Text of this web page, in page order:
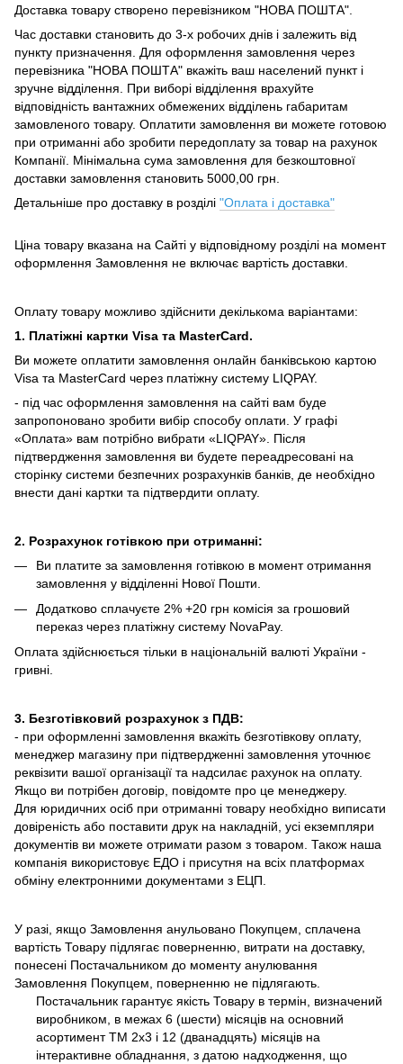
Доставка товару створено перевізником "НОВА ПОШТА".
Час доставки становить до 3-х робочих днів і залежить від
пункту призначення. Для оформлення замовлення через
перевізника "НОВА ПОШТА" вкажіть ваш населений пункт і
зручне відділення.
При виборі відділення врахуйте
відповідність вантажних обмежених відділень габаритам
замовленого товару. Оплатити замовлення ви можете готовою
при отриманні або зробити передоплату за товар на рахунок
Компанії. Мінімальна сума замовлення для безкоштовної
доставки замовлення становить 5000,00 грн.
Детальніше про доставку в розділі "Оплата і доставка"
Ціна товару вказана на Сайті у відповідному розділі на момент
оформлення Замовлення не включає вартість доставки.
Оплату товару можливо здійснити декількома варіантами:
1. Платіжні картки Visa та MasterCard.
Ви можете оплатити замовлення онлайн банківською картою
Visa та MasterCard через платіжну систему LIQPAY.
- під час оформлення замовлення на сайті вам буде
запропоновано зробити вибір способу оплати. У графі
«Оплата» вам потрібно вибрати «LIQPAY». Після
підтвердження замовлення ви будете переадресовані на
сторінку системи безпечних розрахунків банків, де необхідно
внести дані картки та підтвердити оплату.
2. Розрахунок готівкою при отриманні:
Ви платите за замовлення готівкою в момент отримання
замовлення у відділенні Нової Пошти.
Додатково сплачуєте 2% +20 грн комісія за грошовий
переказ через платіжну систему NovaPay.
Оплата здійснюється тільки в національній валюті України -
гривні.
3. Безготівковий розрахунок з ПДВ:
- при оформленні замовлення вкажіть безготівкову оплату,
менеджер магазину при підтвердженні замовлення уточнює
реквізити вашої організації та надсилає рахунок на оплату.
Якщо ви потрібен договір, повідомте про це менеджеру.
Для юридичних осіб при отриманні товару необхідно виписати
довіреність або поставити друк на накладній, усі екземпляри
документів ви можете отримати разом з товаром. Також наша
компанія використовує ЕДО і присутня на всіх платформах
обміну електронними документами з ЕЦП.
У разі, якщо Замовлення анульовано Покупцем, сплачена
вартість Товару підлягає поверненню, витрати на доставку,
понесені Постачальником до моменту анулювання
Замовлення Покупцем, поверненню не підлягають.
Постачальник гарантує якість Товару в термін, визначений
виробником, в межах 6 (шести) місяців на основний
асортимент ТМ 2х3 і 12 (дванадцять) місяців на
інтерактивне обладнання, з датою надходження, що